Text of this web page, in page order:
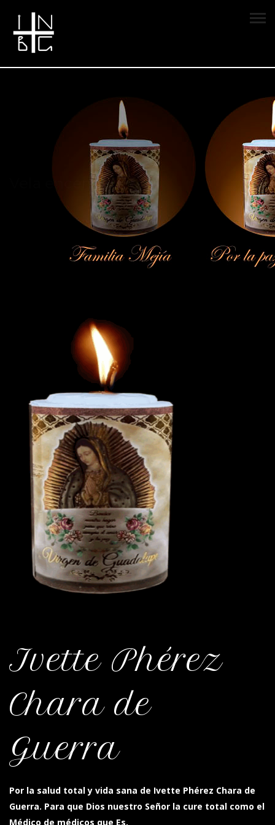
Vela encendida
Ivette Phérez
Chara de
Guerra
Por la salud total y vida sana de Ivette Phérez Chara de
Guerra. Para que Dios nuestro Señor la cure total como el
Médico de médicos que Es.